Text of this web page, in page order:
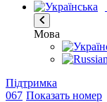
Мова
Підтримка
067 Показать номер